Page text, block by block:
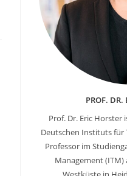
PROF. DR.
Prof. Dr. Eric
Deutschen Instituts für
Professor im
Management (ITM)